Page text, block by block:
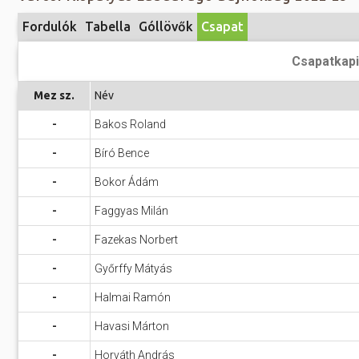
Gyerekeknek
Tanfolyam, képzés
Tábor
Egyházi, vallási
megemlékezések
Megyei kitekintő
most
Víz
Összes
Egyéb
Fordulók Tabella Góllövők Csapat
Mez sz. Név
- Bakos Roland
- Bíró Bence
- Bokor Ádám
- Faggyas Milán
- Fazekas Norbert
- Győrffy Mátyás
- Halmai Ramón
- Havasi Márton
- Horváth András